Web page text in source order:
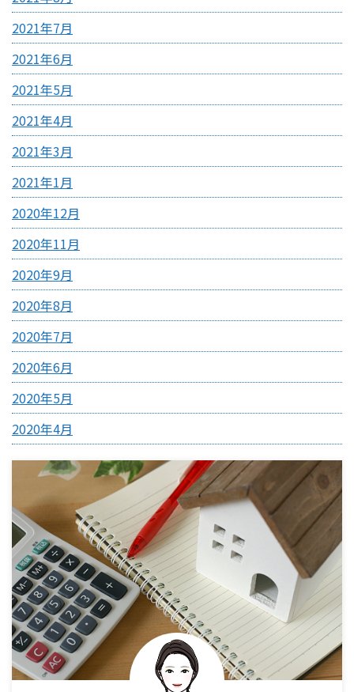
2021年7月
2021年6月
2021年5月
2021年4月
2021年3月
2021年1月
2020年12月
2020年11月
2020年9月
2020年8月
2020年7月
2020年6月
2020年5月
2020年4月